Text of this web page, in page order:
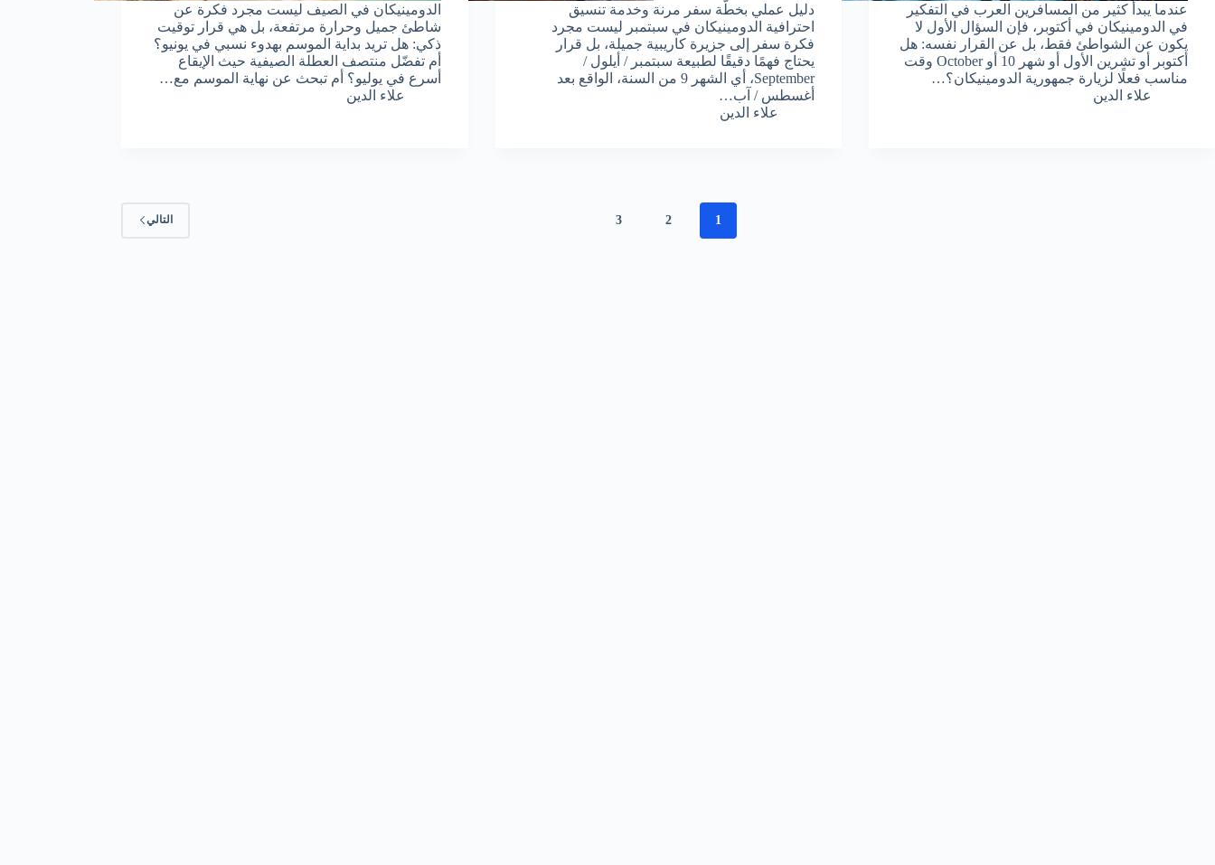
عندما يبدأ كثير من المسافرين العرب في التفكير
في الدومينيكان في أكتوبر، فإن السؤال الأول لا
يكون عن الشواطئ فقط، بل عن القرار نفسه: هل
أكتوبر أو تشرين الأول أو شهر 10 أو October وقت
مناسب فعلًا لزيارة جمهورية الدومينيكان؟…
علاء الدين
دليل عملي بخطّة سفر مرنة وخدمة تنسيق
احترافية الدومينيكان في سبتمبر ليست مجرد
فكرة سفر إلى جزيرة كاريبية جميلة، بل قرار
يحتاج فهمًا دقيقًا لطبيعة سبتمبر / أيلول /
September، أي الشهر 9 من السنة، الواقع بعد
أغسطس / آب…
علاء الدين
الدومينيكان في الصيف ليست مجرد فكرة عن
شاطئ جميل وحرارة مرتفعة، بل هي قرار توقيت
ذكي: هل تريد بداية الموسم بهدوء نسبي في يونيو؟
أم تفضّل منتصف العطلة الصيفية حيث الإيقاع
أسرع في يوليو؟ أم تبحث عن نهاية الموسم مع…
علاء الدين
1
2
3 التالي